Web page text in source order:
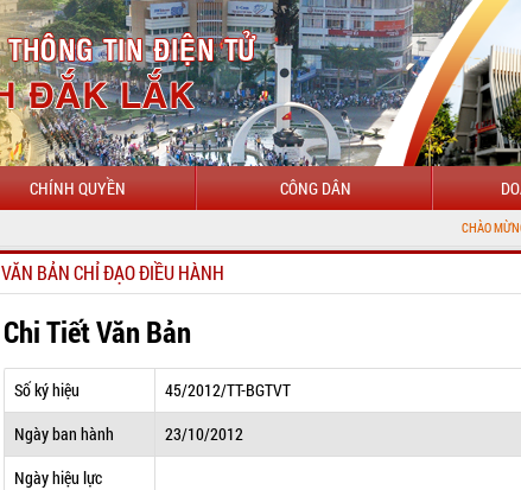
CHÍNH QUYỀN CÔNG DÂN
CHÀO MỪNG ĐẾN VỚI
VĂN BẢN CHỈ ĐẠO ĐIỀU HÀNH
Chi Tiết Văn Bản
Số ký hiệu
45/2012/TT-BGTVT
Ngày ban hành
23/10/2012
Ngày hiệu lực